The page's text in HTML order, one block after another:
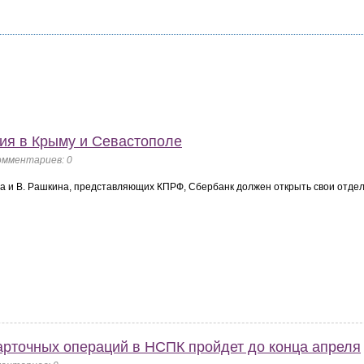
в Крыму и Севастополе
0
и В. Рашкина, представляющих КПРФ, Сбербанк должен открыть свои
операций в НСПК пройдет до конца апреля